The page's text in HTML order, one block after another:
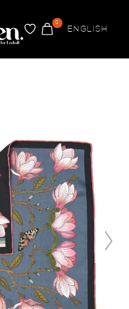
FAVORITER
VARUKORG
0
ENGLISH